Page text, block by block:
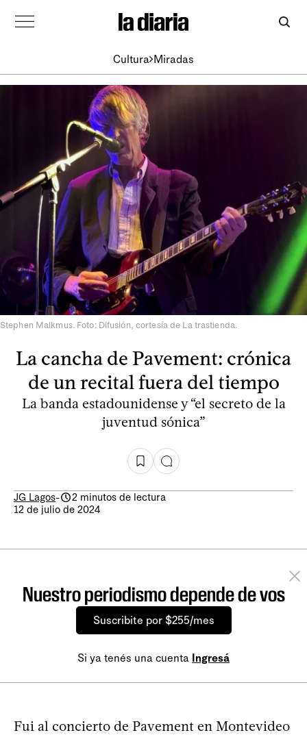
Cultura Miradas
Stephen Malkmus. Foto: Difusión, cortesía de La trastienda.
La cancha de Pavement: crónica
de un recital fuera del tiempo
La banda estadounidense y “el secreto de la
juventud sónica”
JG Lagos-
2 minutos de lectura
12 de julio de 2024
Nuestro periodismo depende de vos
Suscribite por $255/mes
Si ya tenés una cuenta Ingresá
Fui al concierto de Pavement en Montevideo